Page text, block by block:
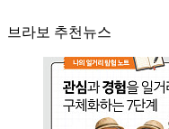
브라보 추천뉴스